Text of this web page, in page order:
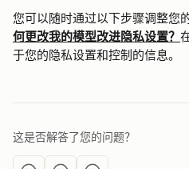
您可以随时通过以下步骤调整您
何更改我的模型改进隐私设置？
于您的隐私设置和控制的信息。
这是否解答了您的问题？